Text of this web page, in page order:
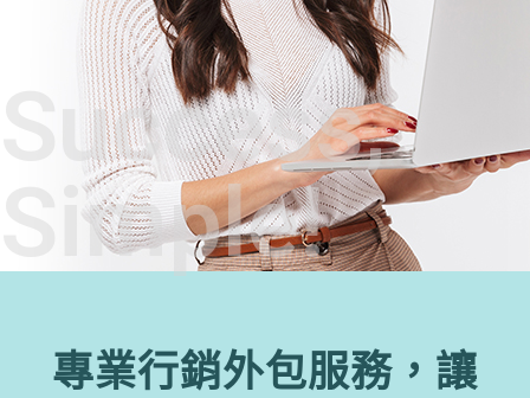
Success,
Simple!
專業行銷外包服務，讓